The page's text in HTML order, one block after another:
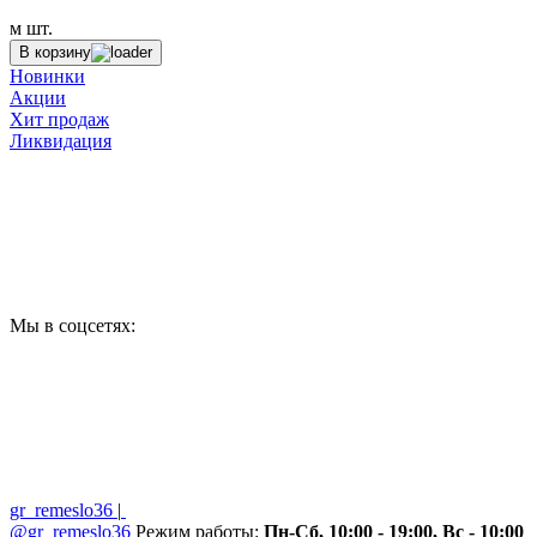
м шт.
В корзину
Новинки
Акции
Хит продаж
Ликвидация
Мы в соцсетях:
gr_remeslo36 |
@gr_remeslo36 Режим работы: Пн-Сб, 10:00 - 19:00, Вс - 10:00